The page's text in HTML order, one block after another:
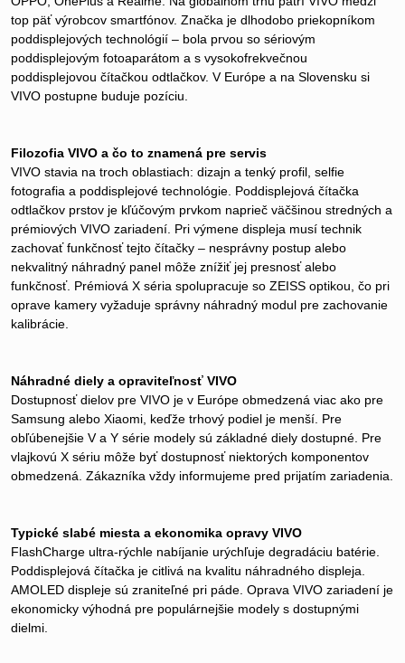
top päť výrobcov smartfónov. Značka je dlhodobo priekopníkom
poddisplejových technológií – bola prvou so sériovým
poddisplejovým fotoaparátom a s vysokofrekvečnou
poddisplejovou čítačkou odtlačkov. V Európe a na Slovensku si
VIVO postupne buduje pozíciu.
Filozofia VIVO a čo to znamená pre servis
VIVO stavia na troch oblastiach: dizajn a tenký profil, selfie
fotografia a poddisplejové technológie. Poddisplejová čítačka
odtlačkov prstov je kľúčovým prvkom naprieč väčšinou stredných a
prémiových VIVO zariadení. Pri výmene displeja musí technik
zachovať funkčnosť tejto čítačky – nesprávny postup alebo
nekvalitný náhradný panel môže znížiť jej presnosť alebo
funkčnosť. Prémiová X séria spolupracuje so ZEISS optikou, čo pri
oprave kamery vyžaduje správny náhradný modul pre zachovanie
kalibrácie.
Náhradné diely a opraviteľnosť VIVO
Dostupnosť dielov pre VIVO je v Európe obmedzená viac ako pre
Samsung alebo Xiaomi, keďže trhový podiel je menší. Pre
obľúbenejšie V a Y série modely sú základné diely dostupné. Pre
vlajkovú X sériu môže byť dostupnosť niektorých komponentov
obmedzená. Zákazníka vždy informujeme pred prijatím zariadenia.
Typické slabé miesta a ekonomika opravy VIVO
FlashCharge ultra-rýchle nabíjanie urýchľuje degradáciu batérie.
Poddisplejová čítačka je citlivá na kvalitu náhradného displeja.
AMOLED displeje sú zraniteľné pri páde. Oprava VIVO zariadení je
ekonomicky výhodná pre populárnejšie modely s dostupnými
dielmi.